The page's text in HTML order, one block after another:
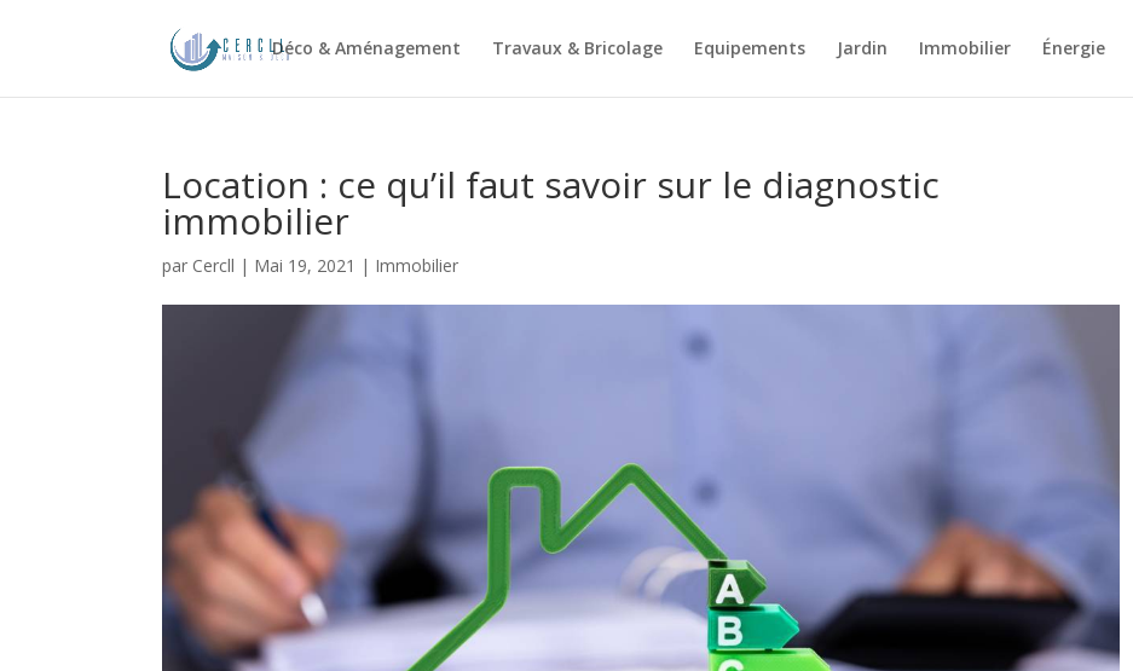
Déco & Aménagement Travaux & Bricolage Equipements Jardin Immobilier Énergie
Location : ce qu’il faut savoir sur le diagnostic
immobilier
par Cercll | Mai 19, 2021 | Immobilier